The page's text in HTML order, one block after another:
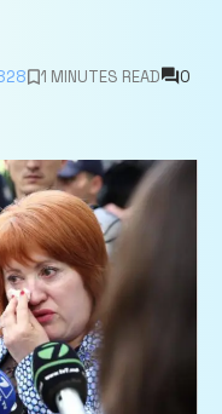
1 MINUTES READ 0